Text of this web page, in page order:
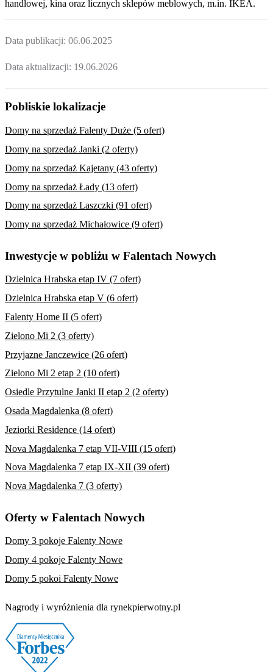
handlowej, kina oraz licznych sklepów meblowych, m.in. IKEA.
Data publikacji: 06.06.2025
Data aktualizacji: 19.06.2026
Pobliskie lokalizacje
Domy na sprzedaż Falenty Duże (5 ofert)
Domy na sprzedaż Janki (2 oferty)
Domy na sprzedaż Kajetany (43 oferty)
Domy na sprzedaż Łady (13 ofert)
Domy na sprzedaż Laszczki (91 ofert)
Domy na sprzedaż Michałowice (9 ofert)
Inwestycje w pobliżu w Falentach Nowych
Dzielnica Hrabska etap IV (7 ofert)
Dzielnica Hrabska etap V (6 ofert)
Falenty Home II (5 ofert)
Zielono Mi 2 (3 oferty)
Przyjazne Janczewice (26 ofert)
Zielono Mi 2 etap 2 (10 ofert)
Osiedle Przytulne Janki II etap 2 (2 oferty)
Osada Magdalenka (8 ofert)
Jeziorki Residence (14 ofert)
Nova Magdalenka 7 etap VII-VIII (15 ofert)
Nova Magdalenka 7 etap IX-XII (39 ofert)
Nova Magdalenka 7 (3 oferty)
Oferty w Falentach Nowych
Domy 3 pokoje Falenty Nowe
Domy 4 pokoje Falenty Nowe
Domy 5 pokoi Falenty Nowe
Nagrody i wyróżnienia dla rynekpierwotny.pl